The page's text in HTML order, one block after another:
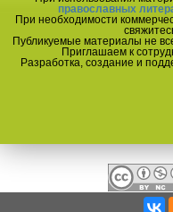
православных
При необходимости
Публикуемые материалы не
Приглашаем к
Разработка, создание и